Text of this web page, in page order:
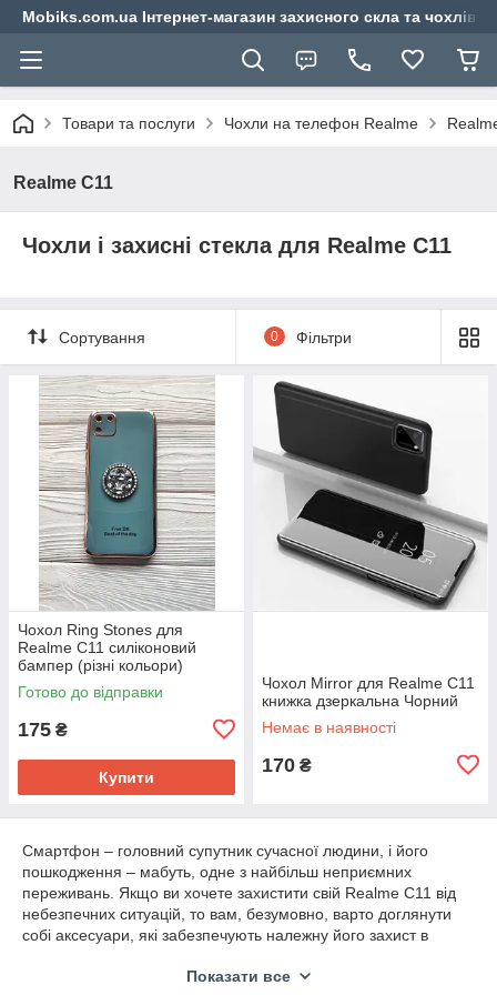
Mobiks.com.ua Інтернет-магазин захисного скла та чохлів
Товари та послуги Чохли на телефон Realme
Realme C11
Чохли і захисні стекла для Realme C11
Сортування 0 Фільтри
Чохол Ring Stones для
Realme C11 силіконовий
бампер (різні кольори)
Готово до відправки
175 ₴
Купити
Чохол Mirror для Realme C11
книжка дзеркальна Чорний
Немає в наявності
170 ₴
Смартфон – головний супутник сучасної людини, і його
пошкодження – мабуть, одне з найбільш неприємних
переживань. Якщо ви хочете захистити свій Realme C11 від
небезпечних ситуацій, то вам, безумовно, варто доглянути
собі аксесуари, які забезпечують належну його захист в
Ми пропонуємо наступні:
Показати все